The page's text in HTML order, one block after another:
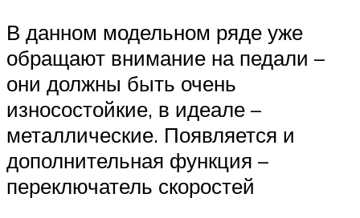
В данном модельном ряде уже
обращают внимание на педали –
они должны быть очень
износостойкие, в идеале –
металлические. Появляется и
дополнительная функция –
переключатель скоростей